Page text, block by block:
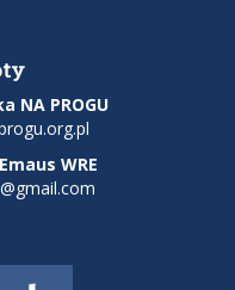
NA PROGU
WRE